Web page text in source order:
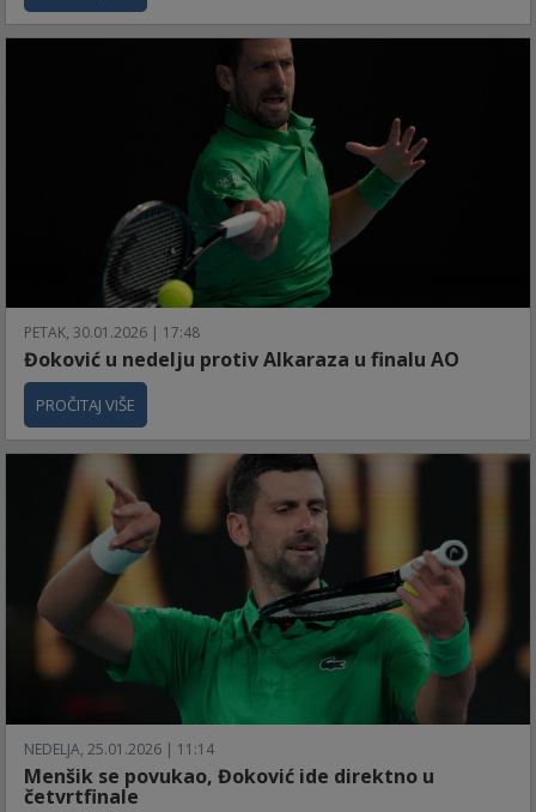
PETAK, 30.01.2026 | 17:48
Đoković u nedelju protiv Alkaraza u finalu AO
PROČITAJ VIŠE
NEDELJA, 25.01.2026 | 11:14
Menšik se povukao, Đoković ide direktno u
četvrtfinale